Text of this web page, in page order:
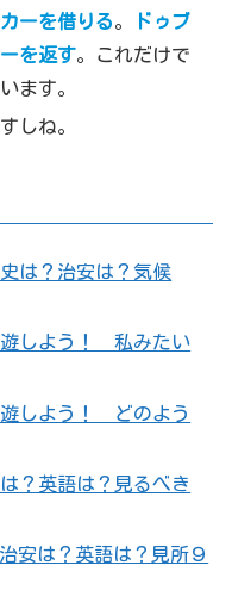
ーを借りる。
ドゥブ
を返す。これだけで
ます。
しね。
は？治安は？気候
遊しよう！ 私みたい
しよう！ どのよう
？英語は？見るべき
安は？英語は？見所９